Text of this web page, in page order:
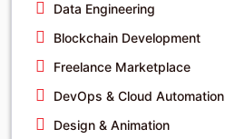
Data Engineering
Blockchain Development
Freelance Marketplace
DevOps & Cloud Automation
Design & Animation